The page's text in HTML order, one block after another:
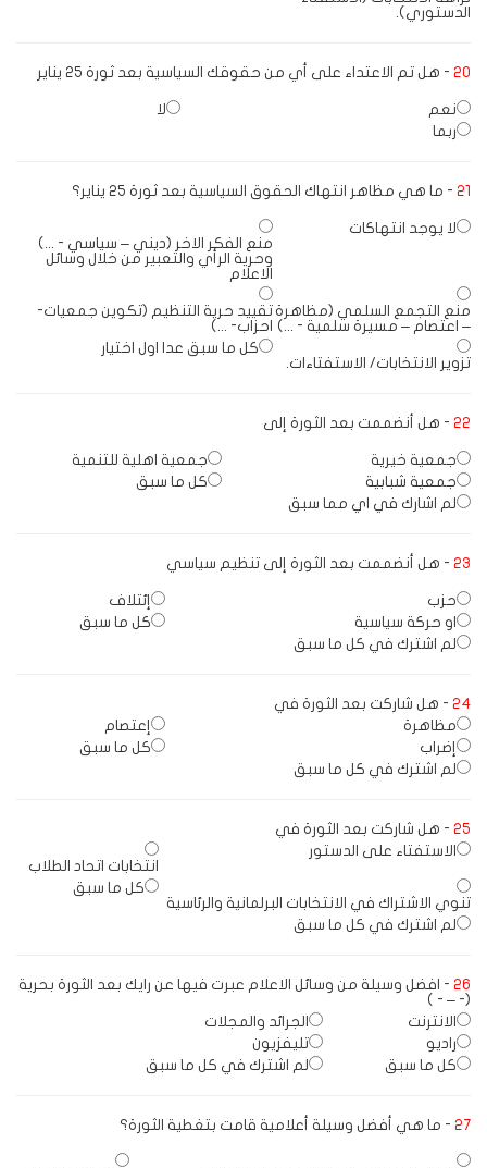
الدستوري).
20 - هل تم الاعتداء على أي من حقوقك السياسية بعد ثورة 25 يناير
نعم
لا
ربما
21 - ما هي مظاهر انتهاك الحقوق السياسية بعد ثورة 25 يناير؟
لا يوجد انتهاكات
منع الفكر الاخر (ديني – سياسي - ...)
وحرية الرأي والتعبير من خلال وسائل
الاعلام
منع التجمع السلمي (مظاهرة
– اعتصام – مسيرة سلمية - ...)
تقييد حرية التنظيم (تكوين جمعيات-
احزاب- ...)
تزوير الانتخابات/ الاستفتاءات.
كل ما سبق عدا اول اختيار
22 - هل أنضممت بعد الثورة إلى
جمعية خيرية
جمعية اهلية للتنمية
جمعية شبابية
كل ما سبق
لم اشارك في اي مما سبق
23 - هل أنضممت بعد الثورة إلى تنظيم سياسي
حزب
إئتلاف
او حركة سياسية
كل ما سبق
لم اشترك في كل ما سبق
24 - هل شاركت بعد الثورة في
مظاهرة
إعتصام
إضراب
كل ما سبق
لم اشترك في كل ما سبق
25 - هل شاركت بعد الثورة في
الاستفتاء على الدستور
انتخابات اتحاد الطلاب
تنوي الاشتراك في الانتخابات البرلمانية والرئاسية
كل ما سبق
لم اشترك في كل ما سبق
26 - افضل وسيلة من وسائل الاعلام عبرت فيها عن رايك بعد الثورة بحرية
(- – - )
الانترنت
الجرائد والمجلات
راديو
تليفزيون
كل ما سبق
لم اشترك في كل ما سبق
27 - ما هي أفضل وسيلة أعلامية قامت بتغطية الثورة؟